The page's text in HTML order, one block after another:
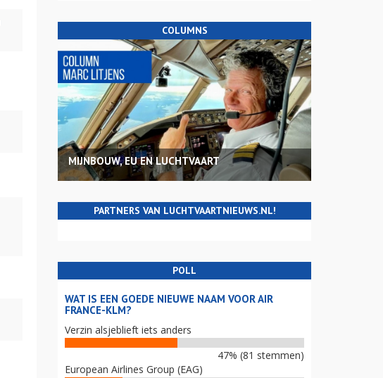
COLUMNS
MIJNBOUW, EU EN LUCHTVAART
PARTNERS VAN LUCHTVAARTNIEUWS.NL!
POLL
WAT IS EEN GOEDE NIEUWE NAAM VOOR AIR
FRANCE-KLM?
Verzin alsjeblieft iets anders
47% (81 stemmen)
European Airlines Group (EAG)